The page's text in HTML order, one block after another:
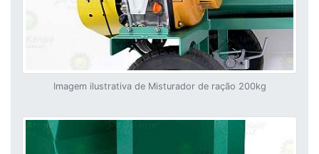
Imagem ilustrativa de Misturador de ração 200kg